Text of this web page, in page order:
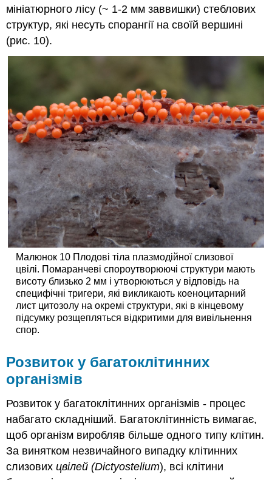
мініатюрного лісу (~ 1-2 мм заввишки) стеблових
структур, які несуть спорангії на своїй вершині
(рис. 10).
Малюнок 10 Плодові тіла плазмодійної слизової
цвілі. Помаранчеві спороутворюючі структури мають
висоту близько 2 мм і утворюються у відповідь на
специфічні тригери, які викликають коеноцитарний
лист цитозолу на окремі структури, які в кінцевому
підсумку розщепляться відкритими для вивільнення
спор.
Розвиток у багатоклітинних
організмів
Розвиток у багатоклітинних організмів - процес
набагато складніший. Багатоклітинність вимагає,
щоб організм виробляв більше одного типу клітин.
За винятком незвичайного випадку клітинних
слизовихцвілей (Dictyostelium), всі клітини